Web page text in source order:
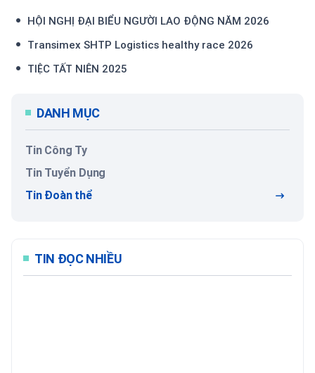
HỘI NGHỊ ĐẠI BIỂU NGƯỜI LAO ĐỘNG NĂM 2026
Transimex SHTP Logistics healthy race 2026
TIỆC TẤT NIÊN 2025
DANH MỤC
Tin Công Ty
Tin Tuyển Dụng
Tin Đoàn thể
TIN ĐỌC NHIỀU